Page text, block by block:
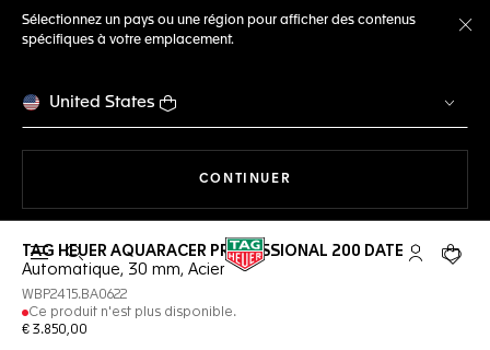
Sélectionnez un pays ou une région pour afficher des contenus
spécifiques à votre emplacement.
United States
CONTINUER
Ouvrir la barre de recherche Compte My
Votre
TAG HEUER AQUARACER PROFESSIONAL 200 DATE
Automatique, 30 mm, Acier
WBP2415.BA0622
Ce produit n'est plus disponible.
€ 3.850,00